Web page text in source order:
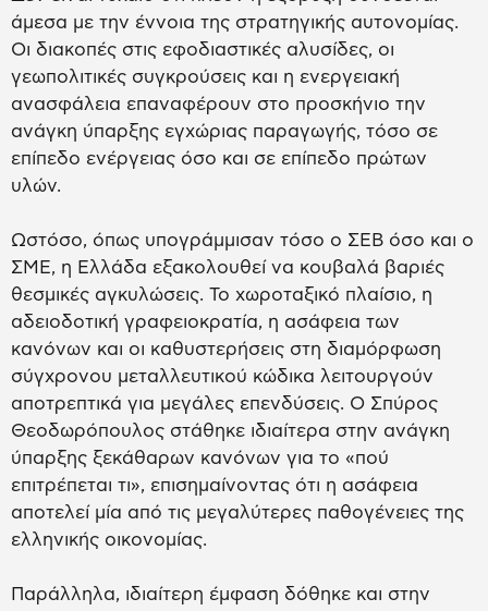
άμεσα με την έννοια της στρατηγικής αυτονομίας.
Οι διακοπές στις εφοδιαστικές αλυσίδες, οι
γεωπολιτικές συγκρούσεις και η ενεργειακή
ανασφάλεια επαναφέρουν στο προσκήνιο την
ανάγκη ύπαρξης εγχώριας παραγωγής, τόσο σε
επίπεδο ενέργειας όσο και σε επίπεδο πρώτων
υλών.
Ωστόσο, όπως υπογράμμισαν τόσο ο ΣΕΒ όσο και ο
ΣΜΕ, η Ελλάδα εξακολουθεί να κουβαλά βαριές
θεσμικές αγκυλώσεις. Το χωροταξικό πλαίσιο, η
αδειοδοτική γραφειοκρατία, η ασάφεια των
κανόνων και οι καθυστερήσεις στη διαμόρφωση
σύγχρονου μεταλλευτικού κώδικα λειτουργούν
αποτρεπτικά για μεγάλες επενδύσεις. Ο Σπύρος
Θεοδωρόπουλος στάθηκε ιδιαίτερα στην ανάγκη
ύπαρξης ξεκάθαρων κανόνων για το «πού
επιτρέπεται τι», επισημαίνοντας ότι η ασάφεια
αποτελεί μία από τις μεγαλύτερες παθογένειες της
ελληνικής οικονομίας.
Παράλληλα, ιδιαίτερη έμφαση δόθηκε και στην